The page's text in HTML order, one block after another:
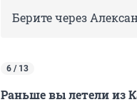
Берите через
6 / 13
Раньше вы летели из